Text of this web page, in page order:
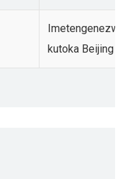
Imetengenezwa
kutoka Beijing